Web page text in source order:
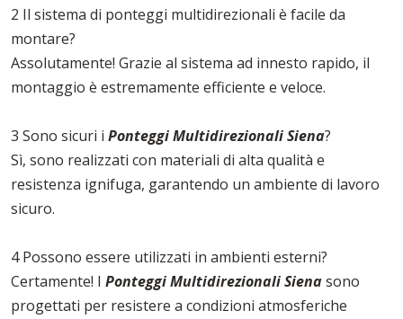
2 Il sistema di ponteggi multidirezionali è facile da
montare?
Assolutamente! Grazie al sistema ad innesto rapido, il
montaggio è estremamente efficiente e veloce.
3 Sono sicuri i Ponteggi Multidirezionali Siena?
Sì, sono realizzati con materiali di alta qualità e
resistenza ignifuga, garantendo un ambiente di lavoro
sicuro.
4 Possono essere utilizzati in ambienti esterni?
Certamente! I Ponteggi Multidirezionali Sienasono
progettati per resistere a condizioni atmosferiche